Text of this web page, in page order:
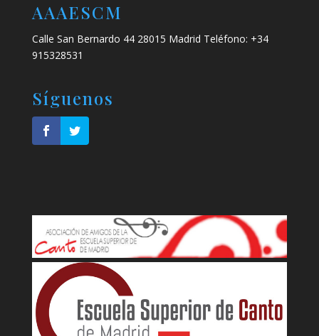
AAAESCM
Calle San Bernardo 44 28015 Madrid Teléfono: +34
915328531
Síguenos